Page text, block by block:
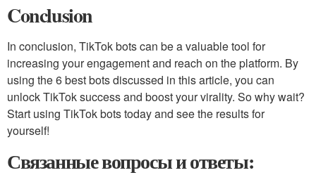
Conclusion
In conclusion, TikTok bots can be a valuable tool for
increasing your engagement and reach on the platform. By
using the 6 best bots discussed in this article, you can
unlock TikTok success and boost your virality. So why wait?
Start using TikTok bots today and see the results for
yourself!
Связанные вопросы и ответы: